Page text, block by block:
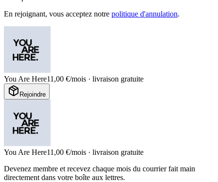
En rejoignant, vous acceptez notre politique d'annulation.
You Are Here11,00 €/mois · livraison gratuite
Rejoindre
You Are Here11,00 €/mois · livraison gratuite
Devenez membre et recevez chaque mois du courrier fait main
directement dans votre boîte aux lettres.